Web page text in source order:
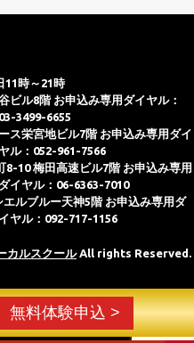
無料体験申込 >
11時～21時
ビル8階 お申込み専用ダイヤル：
3499-6655
ス栄宮地ビル7階 お申込み専用ダイ
ル：052-961-7566
10 梅田高速ビル7階 お申込み専用
イヤル：06-6363-7010
ルブルー天神5階 お申込み専用ダ
ヤル：092-717-1156
カルスクールAll rights Reserved.